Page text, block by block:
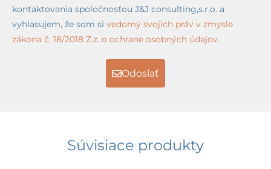
kontaktovania spoločnosťou J&J consulting,s.r.o. a
vyhlasujem, že som si vedomý svojich práv v zmysle
zákona č. 18/2018 Z.z. o ochrane osobných údajov.
Odoslať
Súvisiace produkty